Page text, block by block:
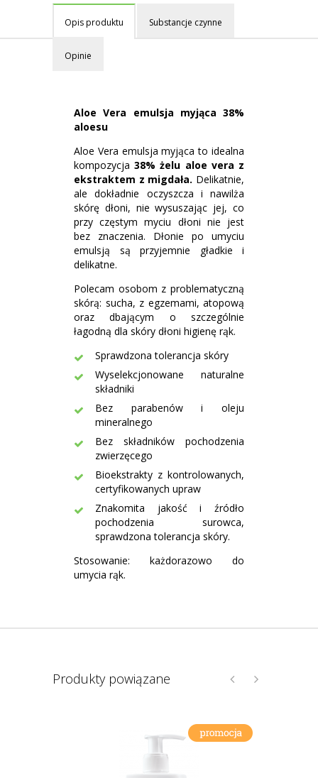
Opis produktu Substancje czynne
Opinie
Aloe Vera emulsja myjąca 38%
aloesu
Aloe Vera emulsja myjąca to idealna
kompozycja38% żelu aloe vera z
ekstraktem z migdała. Delikatnie,
ale dokładnie oczyszcza i nawilża
skórę dłoni, nie wysuszając jej, co
przy częstym myciu dłoni nie jest
bez znaczenia. Dłonie po umyciu
emulsją są przyjemnie gładkie i
delikatne.
Polecam osobom z problematyczną
skórą: sucha, z egzemami, atopową
oraz dbającym o szczególnie
łagodną dla skóry dłoni higienę rąk.
Sprawdzona tolerancja skóry
Wyselekcjonowane naturalne
składniki
Bez parabenów i oleju
mineralnego
Bez składników pochodzenia
zwierzęcego
Bioekstrakty z kontrolowanych,
certyfikowanych upraw
Znakomita jakość i źródło
pochodzenia surowca,
sprawdzona tolerancja skóry.
Stosowanie: każdorazowo do
umycia rąk.
Produkty powiązane